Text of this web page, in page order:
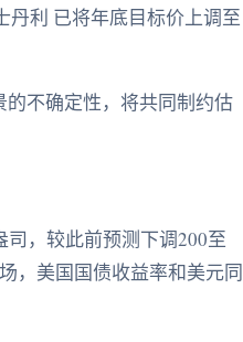
丹利 已将年底目标价上调至
不确定性，将共同制约估
，较此前预测下调200至
，美国国债收益率和美元同